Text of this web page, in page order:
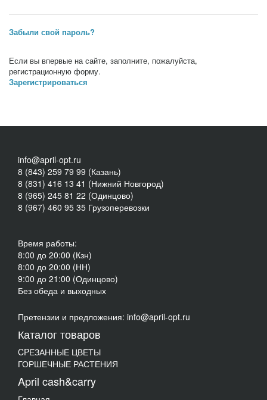
Забыли свой пароль?
Если вы впервые на сайте, заполните, пожалуйста,
регистрационную форму.
Зарегистрироваться
info@april-opt.ru
8 (843) 259 79 99 (Казань)
8 (831) 416 13 41 (Нижний Новгород)
8 (965) 245 81 22 (Одинцово)
8 (967) 460 95 35 Грузоперевозки
Время работы:
8:00 до 20:00 (Кзн)
8:00 до 20:00 (НН)
9:00 до 21:00 (Одинцово)
Без обеда и выходных
Претензии и предложения: info@april-opt.ru
Каталог товаров
CPЕЗАННЫЕ ЦВЕТЫ
ГОРШЕЧНЫЕ РАСТЕНИЯ
April cash&carry